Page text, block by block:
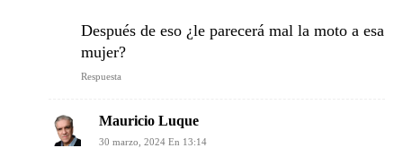
Después de eso ¿le parecerá mal la moto a esa
mujer?
Respuesta
Mauricio Luque
30 marzo, 2024 En 13:14